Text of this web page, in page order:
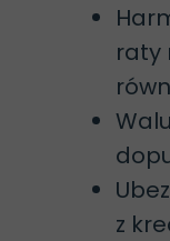
raty
z